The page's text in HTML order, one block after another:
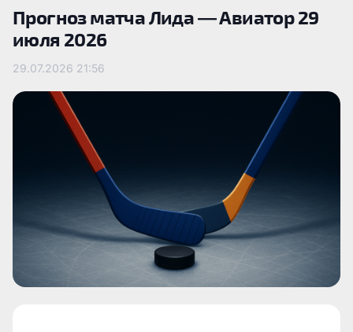
Прогноз матча Лида — Авиатор 29
июля 2026
29.07.2026 21:56